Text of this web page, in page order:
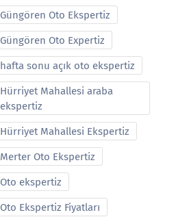
Güngören Oto Ekspertiz
Güngören Oto Expertiz
hafta sonu açık oto ekspertiz
Hürriyet Mahallesi araba
ekspertiz
Hürriyet Mahallesi Ekspertiz
Merter Oto Ekspertiz
Oto ekspertiz
Oto Ekspertiz Fiyatları